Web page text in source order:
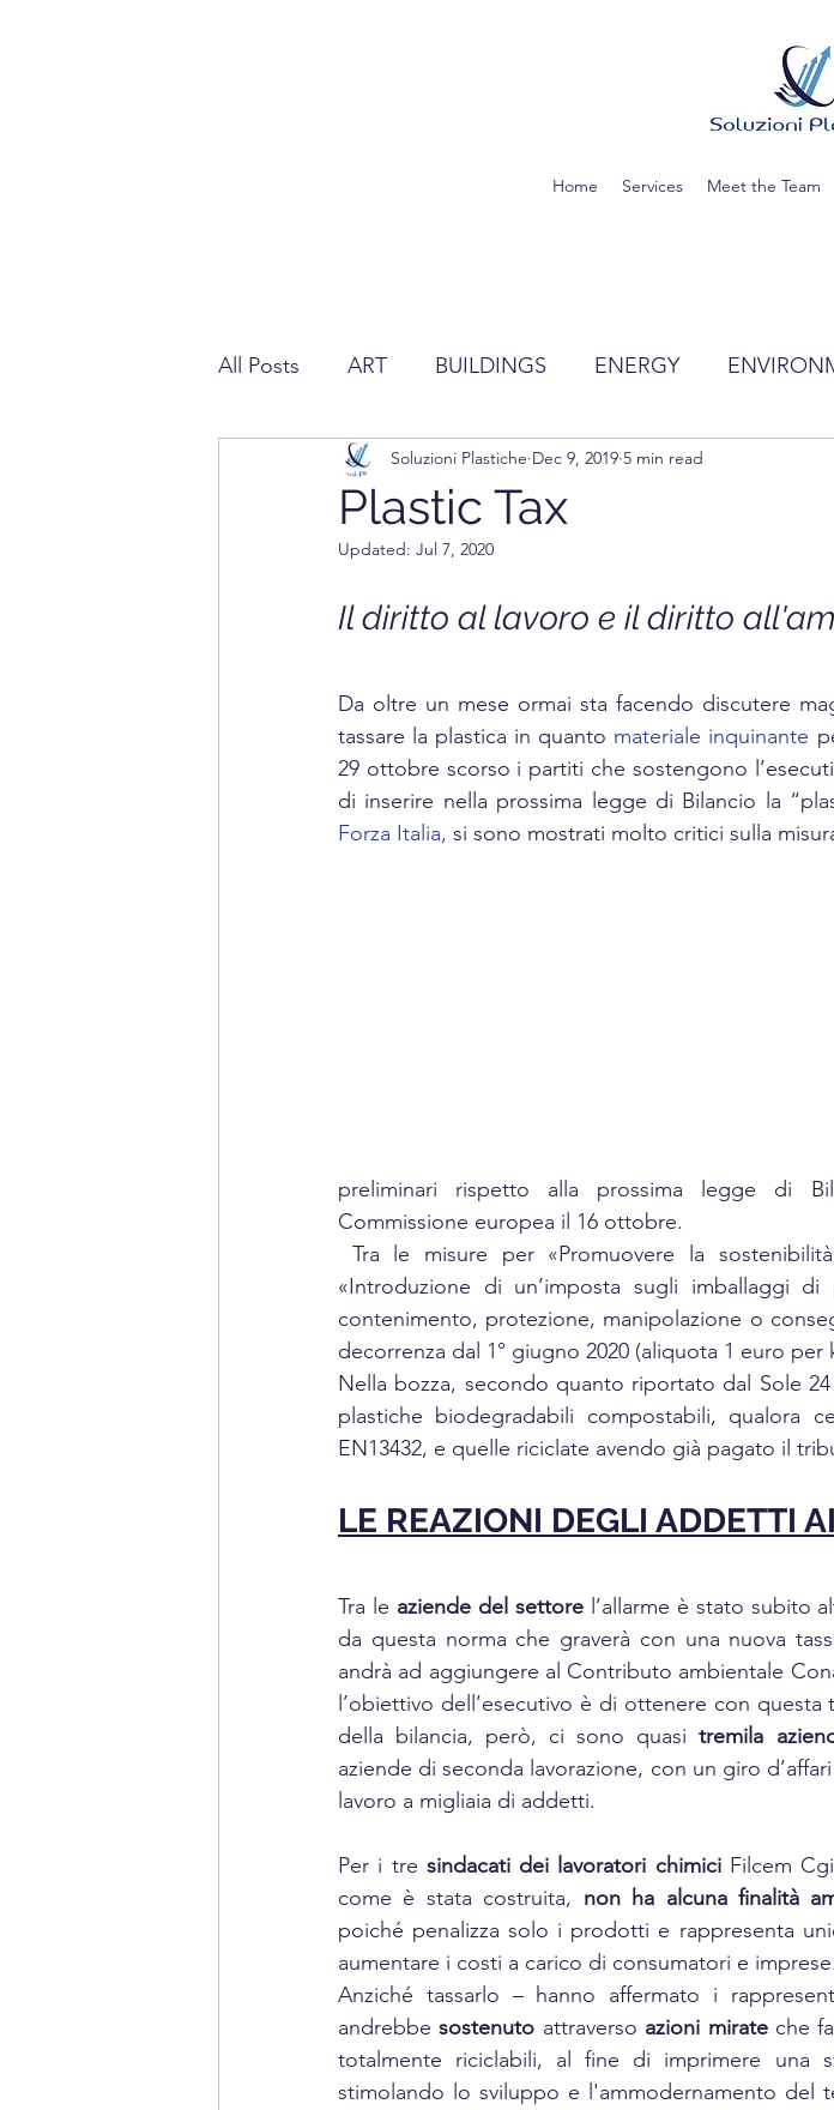
Home Services Meet the Team
All Posts ART BUILDINGS ENERGY
REGULATION ABOUT PLASTIC SCIENCE
INFORMATION TECHNOLOGY
Plastic Tax
Soluzioni Plastiche Dec 9, 2019 5 min read
Updated: Jul 7, 2020
Il diritto al lavoro e il diritto
Da oltre un mese ormai sta facendo discutere
tassare la plastica in quanto materiale inquinante
29 ottobre scorso i partiti che sostengono
di inserire nella prossima legge di Bilancio la
Forza Italia, si sono mostrati molto critici sulla
preliminari rispetto alla prossima legge di
Commissione europea il 16 ottobre.
Tra le misure per «Promuovere la
«Introduzione di un’imposta sugli imballaggi
contenimento, protezione, manipolazione o
decorrenza dal 1° giugno 2020 (aliquota 1 euro per
Nella bozza, secondo quanto riportato dal Sole
plastiche biodegradabili compostabili, qualora
EN13432, e quelle riciclate avendo già pagato il
LE REAZIONI DEGLI ADDETTI
Tra le aziende del settore l’allarme è stato subito
da questa norma che graverà con una nuova
andrà ad aggiungere al Contributo ambientale
l’obiettivo dell’esecutivo è di ottenere con questa
della bilancia, però, ci sono quasi tremila
aziende di seconda lavorazione, con un giro
lavoro a migliaia di addetti.
Per i tre sindacati dei lavoratori chimici Filcem
come è stata costruita, non ha alcuna finalità
poiché penalizza solo i prodotti e rappresenta
aumentare i costi a carico di consumatori e imprese.
Anziché tassarlo – hanno affermato i
andrebbe sostenuto attraverso azioni mirate che
totalmente riciclabili, al fine di imprimere una
stimolando lo sviluppo e l'ammodernamento del